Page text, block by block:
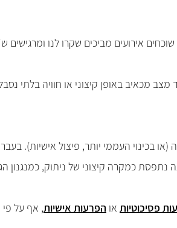
אירועים מביכים שקרו לנו
מכאיב באופן קיצוני או חוויה בלתי
בכינוי העממי יותר, פיצול אישיות).
כמקרה קיצוני של ניתוק, כמנגנון
פסיכוטיות או הפרעות אישיות, אף על